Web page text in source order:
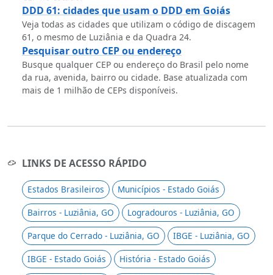
DDD 61: cidades que usam o DDD em Goiás
Veja todas as cidades que utilizam o código de discagem
61, o mesmo de Luziânia e da Quadra 24.
Pesquisar outro CEP ou endereço
Busque qualquer CEP ou endereço do Brasil pelo nome
da rua, avenida, bairro ou cidade. Base atualizada com
mais de 1 milhão de CEPs disponíveis.
LINKS DE ACESSO RÁPIDO
Estados Brasileiros
Municípios - Estado Goiás
Bairros - Luziânia, GO
Logradouros - Luziânia, GO
Parque do Cerrado - Luziânia, GO
IBGE - Luziânia, GO
IBGE - Estado Goiás
História - Estado Goiás